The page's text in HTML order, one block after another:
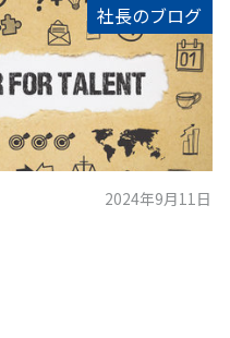
社長のブログ
2024年9月11日